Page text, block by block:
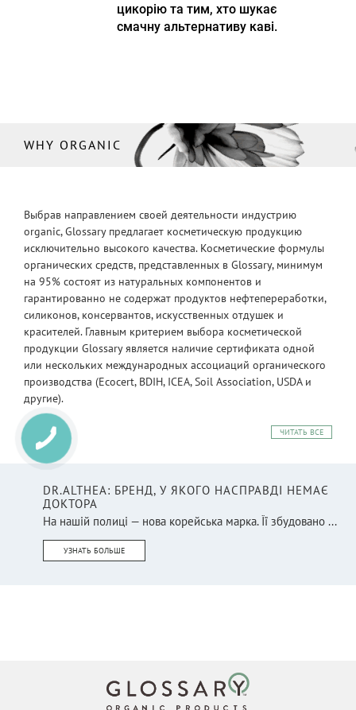
цикорію та тим, хто шукає
смачну альтернативу каві.
WHY ORGANIC
Выбрав направлением своей деятельности индустрию
organic, Glossary предлагает косметическую продукцию
исключительно высокого качества. Косметические формулы
органических средств, представленных в Glossary, минимум
на 95% состоят из натуральных компонентов и
гарантированно не содержат продуктов нефтепереработки,
силиконов, консервантов, искусственных отдушек и
красителей. Главным критерием выбора косметической
продукции Glossary является наличие сертификата одной
или нескольких международных ассоциаций органического
производства (Ecocert, BDIH, ICEA, Soil Association, USDA и
другие).
ЧИТАТЬ ВСЕ
DR.ALTHEA: БРЕНД, У ЯКОГО НАСПРАВДІ НЕМАЄ
ДОКТОРА
На нашій полиці — нова корейська марка. Її збудовано ...
УЗНАТЬ БОЛЬШЕ